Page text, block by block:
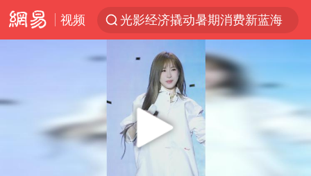
视频
光影经济撬动暑期消费新蓝海
浙江上海等地有大雨或暴雨
《欢迎来龙餐馆》口碑
西湖突现狂风暴雨 游客瞬间被浇透